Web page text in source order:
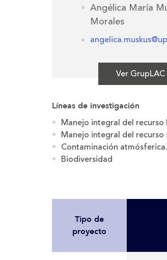
Angélica María
Morales
Ver GrupLAC
Líneas de investigación
Manejo integral del recurso
Manejo integral del recurso
Contaminación atmósferica.
Biodiversidad
Tipo de
proyecto